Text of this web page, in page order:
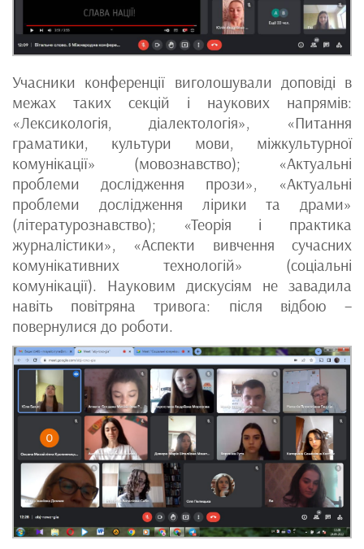
Учасники конференції виголошували доповіді в
межах таких секцій і наукових напрямів:
«Лексикологія, діалектологія», «Питання
граматики, культури мови, міжкультурної
комунікації» (мовознавство); «Актуальні
проблеми дослідження прози», «Актуальні
проблеми дослідження лірики та драми»
(літературознавство); «Теорія і практика
журналістики», «Аспекти вивчення сучасних
комунікативних технологій» (соціальні
комунікації). Науковим дискусіям не завадила
навіть повітряна тривога: після відбою –
повернулися до роботи.